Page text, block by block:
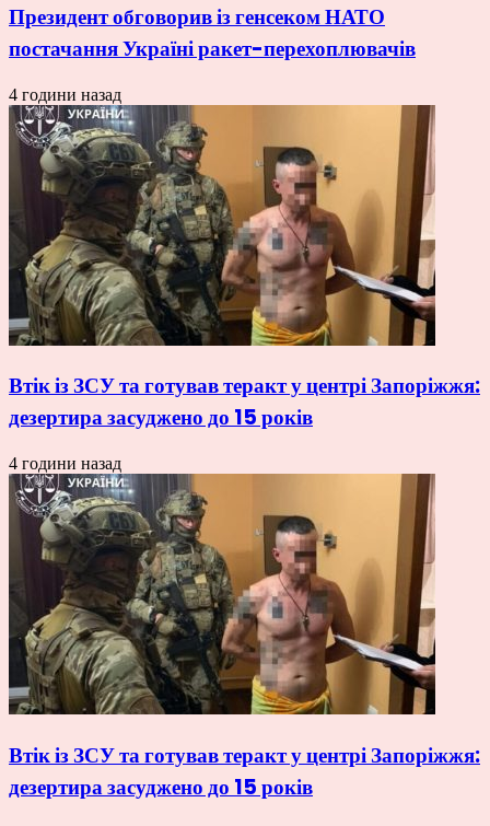
Президент обговорив із генсеком НАТО
постачання Україні ракет-перехоплювачів
4 години назад
Втік із ЗСУ та готував теракт у центрі Запоріжжя:
дезертира засуджено до 15 років
4 години назад
Втік із ЗСУ та готував теракт у центрі Запоріжжя:
дезертира засуджено до 15 років